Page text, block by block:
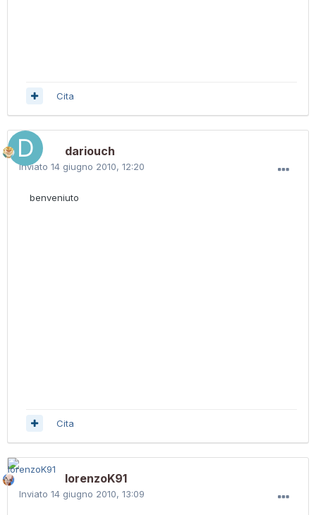
Cita
dariouch
Inviato 14 giugno 2010, 12:20
benveniuto
Cita
lorenzoK91
Inviato 14 giugno 2010, 13:09